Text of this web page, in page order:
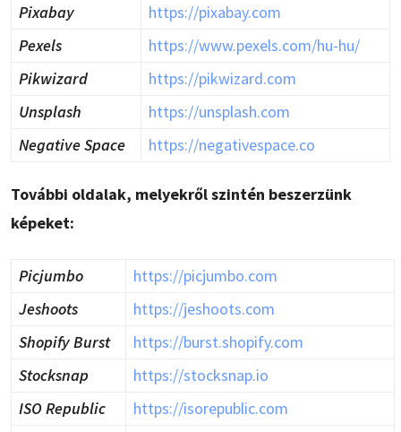
Pixabay
https://pixabay.com
Pexels
https://www.pexels.com/hu-hu/
Pikwizard
https://pikwizard.com
Unsplash
https://unsplash.com
Negative Space
https://negativespace.co
További oldalak, melyekről szintén beszerzünk
képeket:
Picjumbo
https://picjumbo.com
Jeshoots
https://jeshoots.com
Shopify Burst
https://burst.shopify.com
Stocksnap
https://stocksnap.io
ISO Republic
https://isorepublic.com